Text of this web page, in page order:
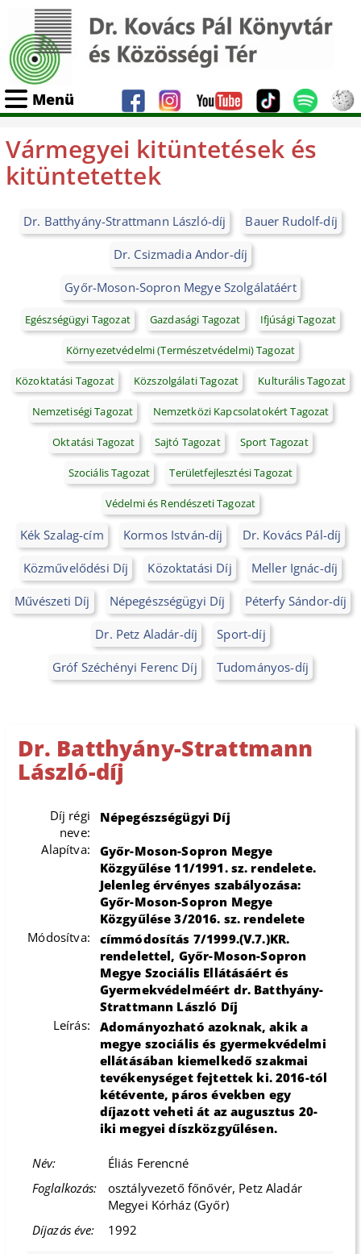
Menü
Vármegyei kitüntetések és
kitüntetettek
Dr. Batthyány-Strattmann László-díj Bauer Rudolf-díj
Dr. Csizmadia Andor-díj
Győr-Moson-Sopron Megye Szolgálatáért
Egészségügyi Tagozat Gazdasági Tagozat Ifjúsági Tagozat
Környezetvédelmi (Természetvédelmi) Tagozat
Közoktatási Tagozat Közszolgálati Tagozat Kulturális Tagozat
Nemzetiségi Tagozat Nemzetközi Kapcsolatokért Tagozat
Oktatási Tagozat Sajtó Tagozat Sport Tagozat
Szociális Tagozat Területfejlesztési Tagozat
Védelmi és Rendészeti Tagozat
Kék Szalag-cím Kormos István-díj Dr. Kovács Pál-díj
Közművelődési Díj Közoktatási Díj Meller Ignác-díj
Művészeti Díj Népegészségügyi Díj Péterfy Sándor-díj
Dr. Petz Aladár-díj Sport-díj
Gróf Széchényi Ferenc Díj Tudományos-díj
Dr. Batthyány-Strattmann
László-díj
Díj régi
neve:
Népegészségügyi Díj
Alapítva:
Győr-Moson-Sopron Megye
Közgyűlése 11/1991. sz. rendelete.
Jelenleg érvényes szabályozása:
Győr-Moson-Sopron Megye
Közgyűlése 3/2016. sz. rendelete
Módosítva:
címmódosítás 7/1999.(V.7.)KR.
rendelettel, Győr-Moson-Sopron
Megye Szociális Ellátásáért és
Gyermekvédelméért dr. Batthyány-
Strattmann László Díj
Leírás:
Adományozható azoknak, akik a
megye szociális és gyermekvédelmi
ellátásában kiemelkedő szakmai
tevékenységet fejtettek ki. 2016-tól
kétévente, páros években egy
díjazott veheti át az augusztus 20-
iki megyei díszközgyűlésen.
Éliás Ferencné
osztályvezető főnővér, Petz Aladár
Megyei Kórház (Győr)
1992